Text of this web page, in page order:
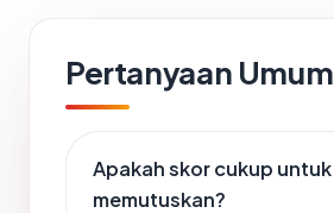
Pertanyaan Umum
Apakah skor cukup untuk
memutuskan?